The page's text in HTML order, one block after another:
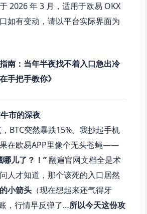
2026 年 3 月，适用于欧易 OKX
如有变动，请以平台实际界面为
南：当年半夜找不着入口急出冷
手把手教你》
市的深夜
BTC突然暴跌15%。我抄起手机
在欧易APP里像个无头苍蝇——
哪儿了？！”翻遍官网文档全是术
人才知道，那个该死的入口居然
小箭头 （现在想起来还气得牙
，行情早反弹了…所以今天这份攻